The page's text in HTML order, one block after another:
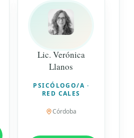
Lic. Verónica
Llanos
PSICÓLOGO/A ·
RED CALES
Córdoba